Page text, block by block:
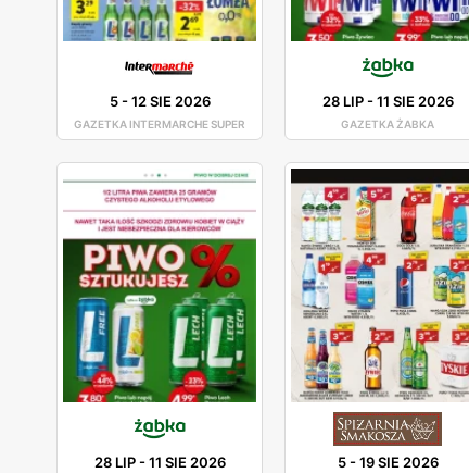
5-12 SIE 2026
GAZETKA INTERMARCHE SUPER
28 LIP-11 SIE 2026
GAZETKA ŻABKA
28 LIP-11 SIE 2026 5-19 SIE 2026